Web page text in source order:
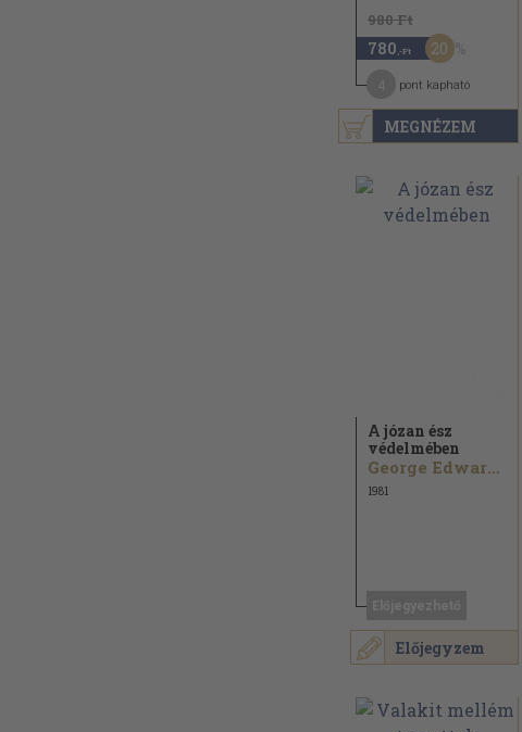
MEGNÉZEM
980 Ft
780 ,-Ft 20
pont kapható
Előjegyzem
A józan ész
védelmében
George Edward Moore
1981